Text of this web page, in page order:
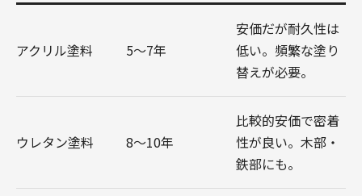
先したい方向け
外壁塗装の耐用年数を延ばすには？自分でできる
簡単メンテナンスとプロの点検
自分でできる！定期的なセルフチェックと洗浄
専門業者による定期点検のススメ
外壁塗装の塗り替え時期はいつ？見逃せない劣化
症状チェックリスト
これが出たら要注意！主な劣化サイン
まとめ：外壁塗装の耐用年数を理解し、最適な選
アクリル塗料 5～7年
安価だが耐久性は
低い。頻繁な塗り
替えが必要。
ウレタン塗料 8～10年
比較的安価で密着
性が良い。木部・
鉄部にも。